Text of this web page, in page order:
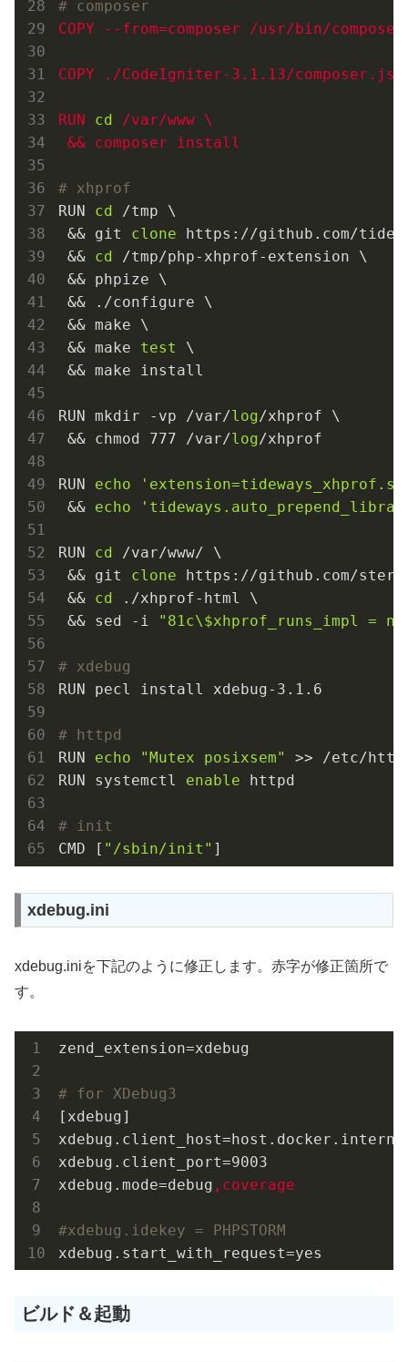
# composer
COPY --from=composer /usr/bin/
COPY ./CodeIgniter-3.1.13/
RUN cd /var/www \
# xhprof
RUN cd
/tmp \
&& git clone https://github.com/
&& cd
/tmp/php-xhprof-extension \
&& phpize \
&& ./configure \
&& make \
&& make test
\
&& make install
RUN mkdir -vp /var/log/xhprof \
&& chmod 777 /var/log/xhprof
RUN echo
&& echo
RUN cd
/var/www/ \
&& git clone https://github.com/
&& cd
./xhprof-html \
&& sed -i
"81c\$xhprof_runs_impl =
# xdebug
RUN pecl install xdebug-3.1.6
# httpd
RUN echo "Mutex posixsem"
>> /etc/
RUN systemctl enable httpd
# init
CMD [ "/sbin/init"
xdebug.ini
xdebug.iniを下記のように修正します。赤字が修正箇所で
す。
zend_extension=xdebug
# for XDebug3
[xdebug]
xdebug.client_port=9003
xdebug.mode=debug ,coverage
#xdebug.idekey = PHPSTORM
ビルド＆起動